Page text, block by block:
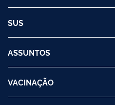
SUS
ASSUNTOS
VACINAÇÃO